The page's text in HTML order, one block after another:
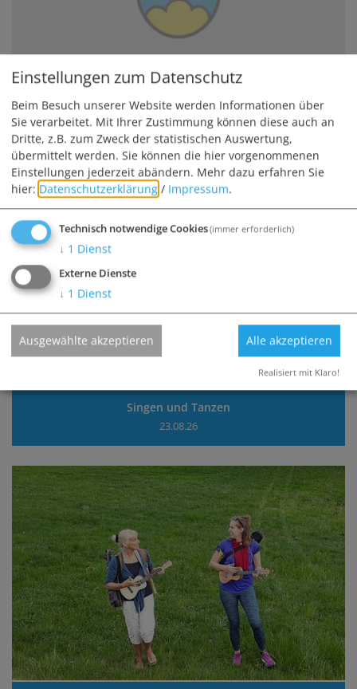
Räucherbüschel
19.08.26
Singen und Tanzen
23.08.26
Einstellungen zum Datenschutz
Beim Besuch unserer Website werden Informationen über
Sie verarbeitet. Mit Ihrer Zustimmung können diese auch an
Dritte, z.B. zum Zweck der statistischen Auswertung,
übermittelt werden. Sie können die hier vorgenommenen
Einstellungen jederzeit abändern. Mehr dazu erfahren Sie
hier: Datenschutzerklärung / Impressum.
Technisch notwendige Cookies(immer erforderlich)
↓ 1 Dienst
Externe Dienste
↓ 1 Dienst
Ausgewählte akzeptieren Alle akzeptieren
Realisiert mit Klaro!